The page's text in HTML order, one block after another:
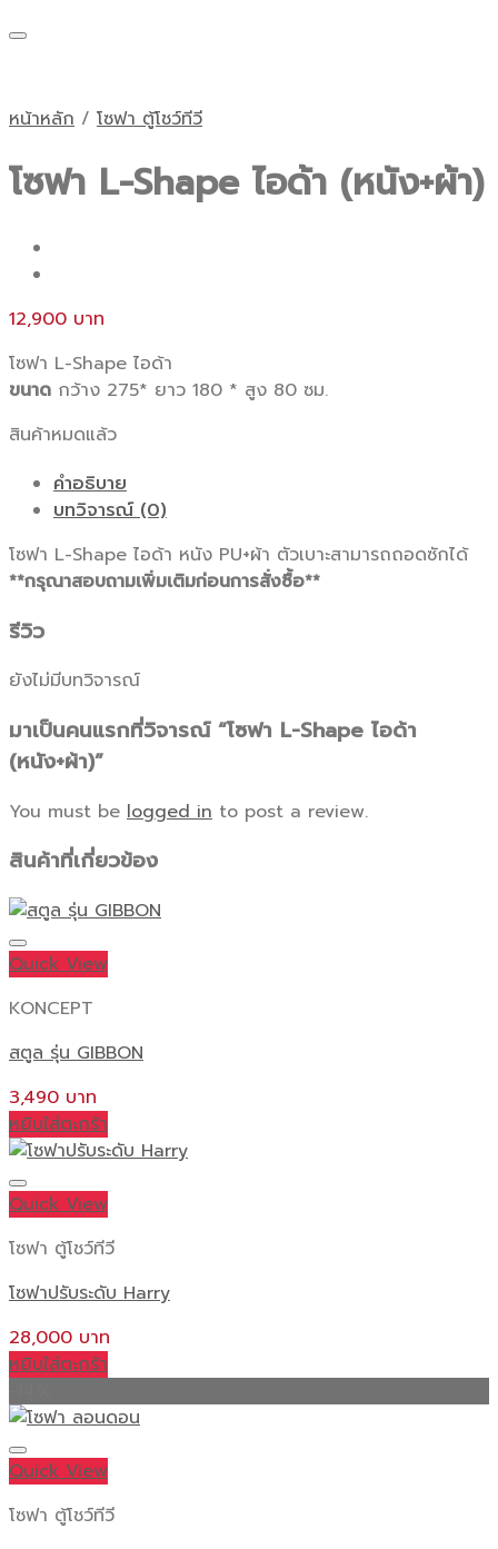
หน้าหลัก / โซฟา ตู้โชว์ทีวี
โซฟา L-Shape ไอด้า (หนัง+ผ้า)
12,900
โซฟา L-Shape ไอด้า
ขนาด กว้าง 275* ยาว 180 * สูง 80 ซม.
สินค้าหมดแล้ว
คำอธิบาย
บทวิจารณ์ (0)
โซฟา L-Shape ไอด้า หนัง PU+ผ้า ตัวเบาะสามารถถอดซักได้
**กรุณาสอบถามเพิ่มเติมก่อนการสั่งซื้อ**
รีวิว
ยังไม่มีบทวิจารณ์
มาเป็นคนแรกที่วิจารณ์ “โซฟา L-Shape ไอด้า
(หนัง+ผ้า)”
You must be logged in to post a review.
สินค้าที่เกี่ยวข้อง
Quick View
KONCEPT
สตูล รุ่น GIBBON
3,490
หยิบใส่ตะกร้า
Quick View
โซฟา ตู้โชว์ทีวี
โซฟาปรับระดับ Harry
28,000
หยิบใส่ตะกร้า
Quick View
โซฟา ตู้โชว์ทีวี